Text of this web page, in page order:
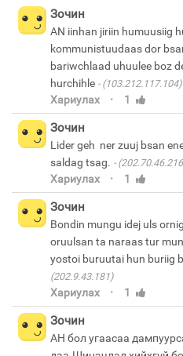
Зочин
AN iinhan jiriin humuusiig
kommunistuudaas dor
bariwchlaad uhuulee boz
hurchihle
(103.212.117.104)
Хариулах · 1
Зочин
Lider geh ner zuuj bsan
saldag tsag.
Хариулах · 1
Зочин
Bondin mungu idej uls
oruulsan ta naraas tur
yostoi buruutai hun buriig
(202.9.43.181)
Хариулах · 1
Зочин
АН бол угаасаа